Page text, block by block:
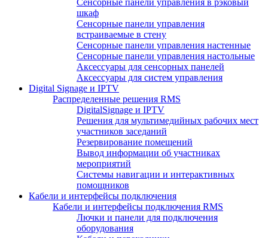
шкаф
Сенсорные панели управления
встраиваемые в стену
Сенсорные панели управления настенные
Сенсорные панели управления настольные
Аксессуары для сенсорных панелей
Аксессуары для систем управления
Digital Signage и IPTV
Распределенные решения RMS
DigitalSignage и IPTV
Решения для мультимедийных рабочих мест
участников заседаний
Резервирование помещений
Вывод информации об участниках
мероприятий
Системы навигации и интерактивных
помощников
Кабели и интерфейсы подключения
Кабели и интерфейсы подключения RMS
Лючки и панели для подключения
оборудования